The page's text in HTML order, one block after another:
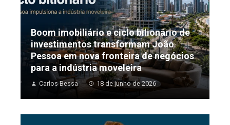
Boom imobiliário e ciclo bilionário de
investimentos transformam João
Pessoa em nova fronteira de negócios
para a indústria moveleira
Carlos Bessa 18 de junho de 2026